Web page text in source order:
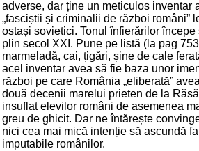
adverse, dar ține un meticulos inventar
„fasciștii și criminalii de război români”
ostași sovietici. Tonul înfierărilor
plin secol XXI. Pune pe listă (la pag
marmeladă, cai, țigări, șine de cale
acel inventar avea să fie baza unor
război pe care România „eliberată”
două decenii marelui prieten de la
insuflat elevilor români de asemenea
greu de ghicit. Dar ne întărește
nici cea mai mică intenție să ascundă
imputabile românilor.